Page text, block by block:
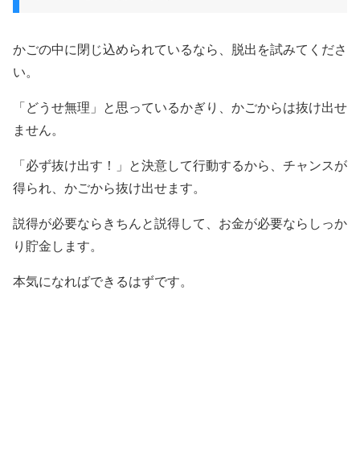
かごの中に閉じ込められているなら、脱出を試みてくださ
い。
「どうせ無理」と思っているかぎり、かごからは抜け出せ
ません。
「必ず抜け出す！」と決意して行動するから、チャンスが
得られ、かごから抜け出せます。
説得が必要ならきちんと説得して、お金が必要ならしっか
り貯金します。
本気になればできるはずです。